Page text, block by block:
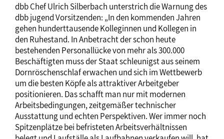
dbb Chef Ulrich Silberbach unterstrich die Warnung des
dbb jugend Vorsitzenden: „In den kommenden Jahren
gehen hunderttausende Kolleginnen und Kollegen in
den Ruhestand. In Anbetracht der schon heute
bestehenden Personallücke von mehr als 300.000
Beschäftigten muss der Staat schleunigst aus seinem
Dornröschenschlaf erwachen und sich im Wettbewerb
um die besten Köpfe als attraktiver Arbeitgeber
positionieren. Das schafft man nur mit modernen
Arbeitsbedingungen, zeitgemäßer technischer
Ausstattung und echten Perspektiven. Wer immer noch
Spitzenplätze bei befristeten Arbeitsverhältnissen